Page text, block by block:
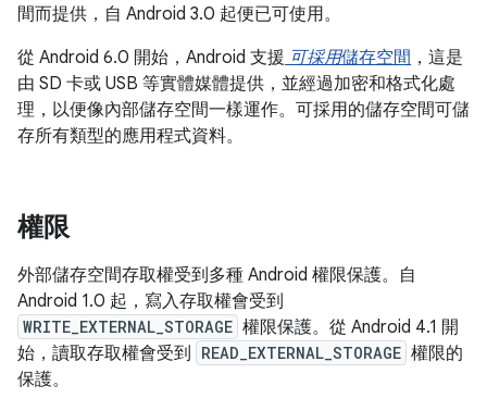
間而提供，自 Android 3.0 起便已可使用。
從 Android 6.0 開始，Android 支援 可採用儲存空間 ，這是
由 SD 卡或 USB 等實體媒體提供，並經過加密和格式化處
理，以便像內部儲存空間一樣運作。可採用的儲存空間可儲
存所有類型的應用程式資料。
權限
外部儲存空間存取權受到多種 Android 權限保護。自
Android 1.0 起，寫入存取權會受到
WRITE_EXTERNAL_STORAGE 權限保護。從 Android 4.1 開
始，讀取存取權會受到
READ_EXTERNAL_STORAGE 權限的
保護。